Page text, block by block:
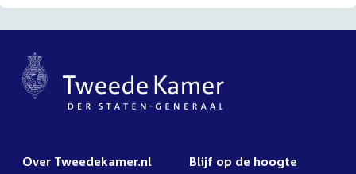
Over Tweedekamer.nl Blijf op de hoogte